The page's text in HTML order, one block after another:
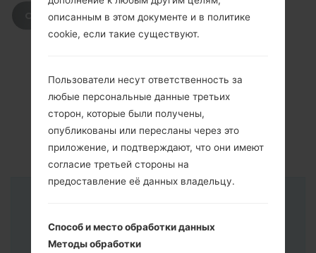
СКАЧАТЬ
описанным в этом документе и в политике
cookie, если такие существуют.
Пользователи несут ответственность за
любые персональные данные третьих
сторон, которые были получены,
опубликованы или пересланы через это
приложение, и подтверждают, что они имеют
согласие третьей стороны на
предоставление её данных владельцу.
Способ и место обработки данных
Методы обработки